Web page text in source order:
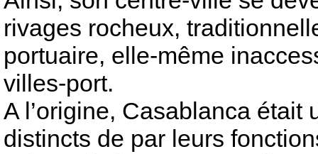
rivages rocheux,
portuaire, elle-même
villes-port.
A l’origine, Casablanca
distincts de par leurs